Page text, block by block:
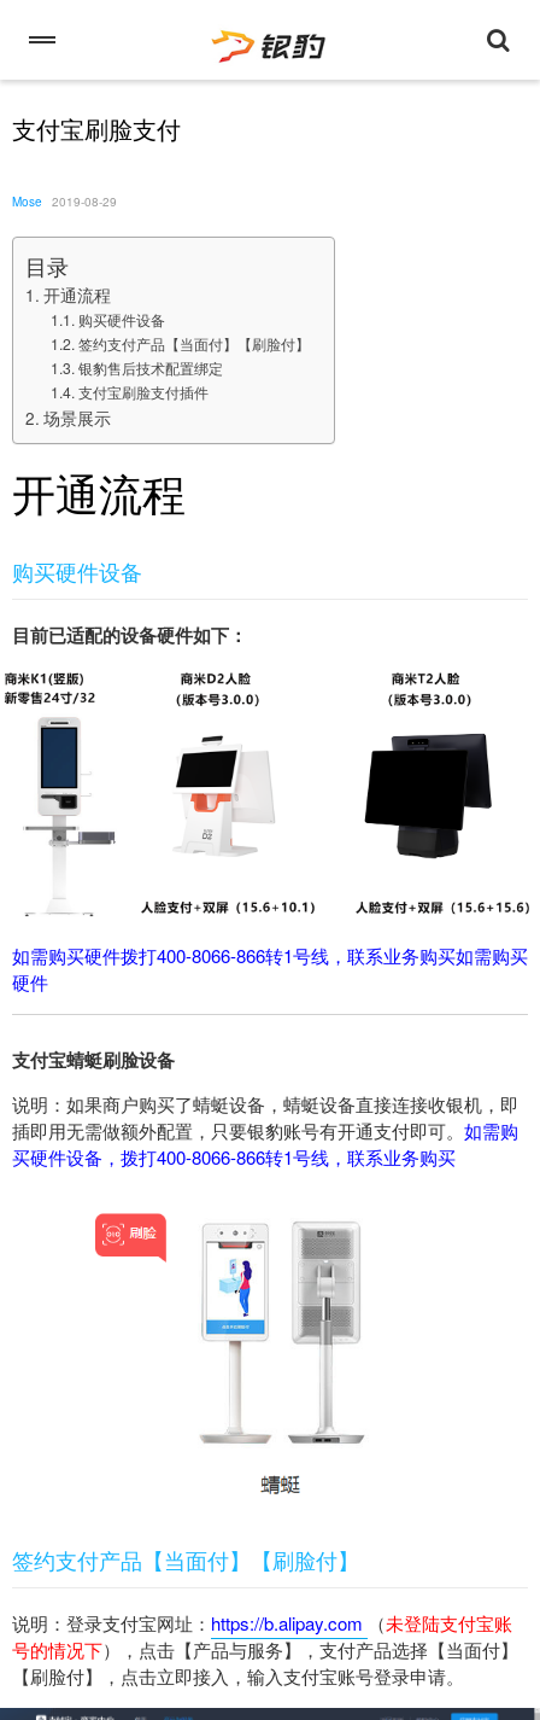
支付宝刷脸支付
Mose 2019-08-29
目录
开通流程
购买硬件设备
签约支付产品【当面付】【刷脸付】
银豹售后技术配置绑定
支付宝刷脸支付插件
场景展示
开通流程
购买硬件设备
目前已适配的设备硬件如下：
如需购买硬件拨打400-8066-866转1号线，联系业务购买如需购买
硬件
支付宝蜻蜓刷脸设备
说明：如果商户购买了蜻蜓设备，蜻蜓设备直接连接收银机，即
插即用无需做额外配置，只要银豹账号有开通支付即可。 如需购
买硬件设备，拨打400-8066-866转1号线，联系业务购买
签约支付产品【当面付】【刷脸付】
说明：登录支付宝网址： https://b.alipay.com （未登陆支付宝账
号的情况下），点击【产品与服务】，支付产品选择【当面付】
【刷脸付】，点击立即接入，输入支付宝账号登录申请。